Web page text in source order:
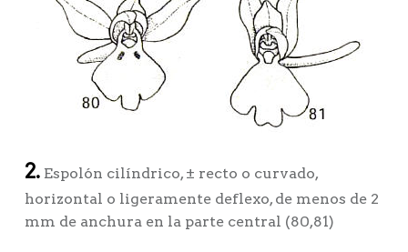
2.Espolón cilíndrico, ± recto o curvado,
horizontal o ligeramente deflexo, de menos de 2
mm de anchura en la parte central (80,81)